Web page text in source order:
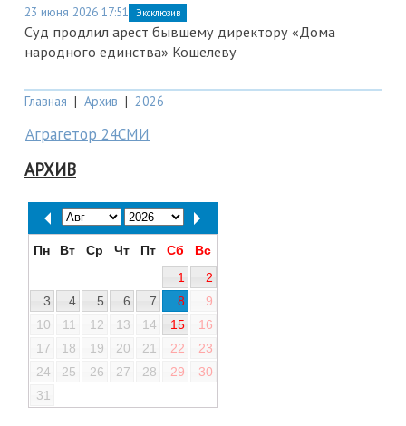
23 июня 2026 17:51 Эксклюзив
Суд продлил арест бывшему директору «Дома
народного единства» Кошелеву
Главная | Архив | 2026
Аграгетор 24СМИ
АРХИВ
Пн Вт Ср Чт Пт Сб
Вс
1
2
3
4 5 6 7 8
9
10
11 12 13 14 15
16
17
18 19 20 21 22
23
24
25 26 27 28 29
30
31